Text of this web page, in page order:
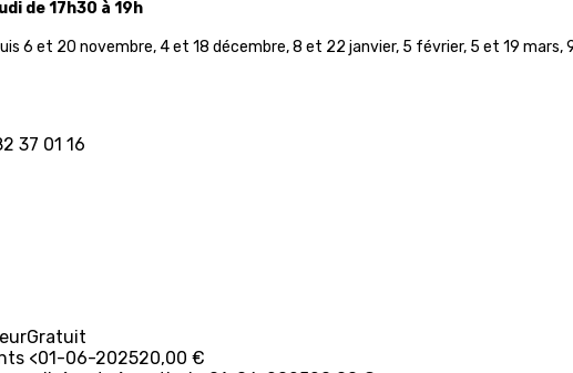
de 17h30 à 19h
6 et 20 novembre, 4 et 18 décembre, 8 et 22 janvier, 5 février, 5 et 19 mars,
37 01 16
Gratuit
<01-06-202520,00 €